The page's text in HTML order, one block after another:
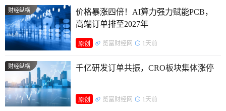
能杆为主要载体的道路基础设施智能感知系统和城市云平台建
设，支撑智能网联汽车应用，改善城市出行环境。
1.浙江省前三季度进出口总值首次突破四万亿元。据杭州
海关统计，今年前三季度，浙江进出口总值4.17万亿元，同比
增长6.2%，其中出口3.16万亿元，进口1.01万亿元，同比分别
财经纵横
价格暴涨四倍！AI算力强力赋能PCB，
高端订单排至2027年
原创 览富财经网 1天前
财经纵横 千亿研发订单共振，CRO板块集体涨停
原创 览富财经网 1天前